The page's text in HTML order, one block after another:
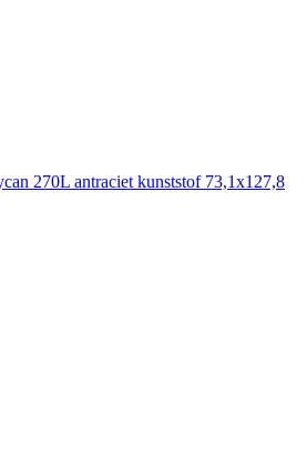
270L antraciet kunststof 73,1x127,8